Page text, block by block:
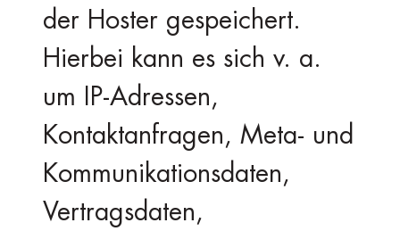
der Hoster gespeichert.
Hierbei kann es sich v. a.
um IP-Adressen,
Kontaktanfragen, Meta- und
Kommunikationsdaten,
Vertragsdaten,